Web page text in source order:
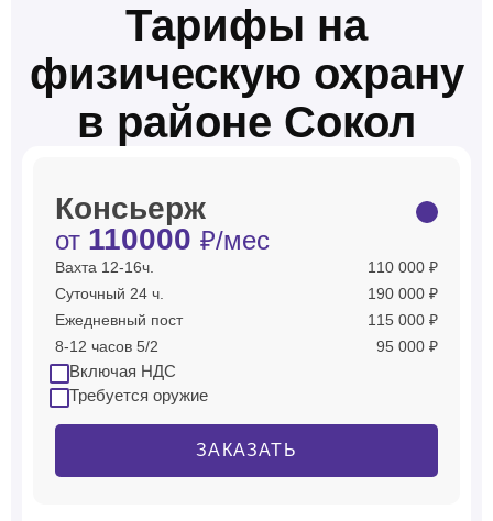
Тарифы на
физическую охрану
в районе Сокол
Консьерж
от 110000 ₽/мес
Вахта 12-16ч.
110 000 ₽
Суточный 24 ч.
190 000 ₽
Ежедневный пост
115 000 ₽
8-12 часов 5/2
95 000 ₽
Включая НДС
Требуется оружие
ЗАКАЗАТЬ